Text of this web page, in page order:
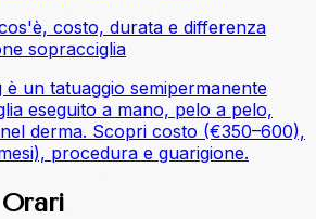
costo, durata e differenza
sopracciglia
è un tatuaggio semipermanente
eseguito a mano, pelo a pelo,
derma. Scopri costo (€350–600),
procedura e guarigione.